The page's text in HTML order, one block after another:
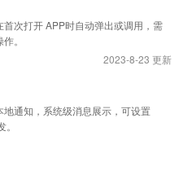
次打开 APP时自动弹出或调用，需
。
2023-8-23 更新
通知，系统级消息展示，可设置